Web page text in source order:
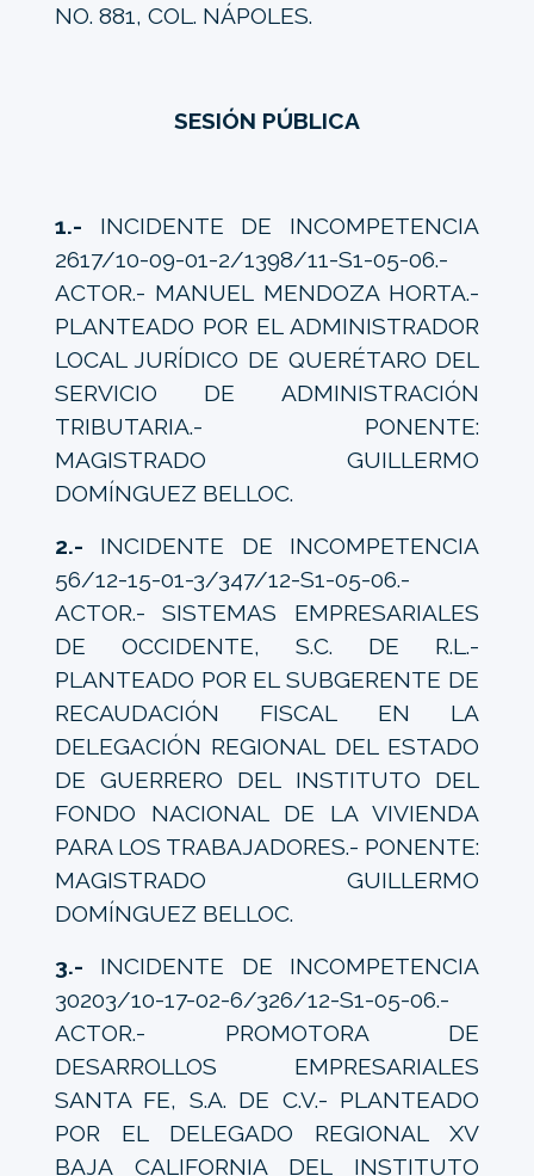
NO. 881, COL. NÁPOLES.
SESIÓN PÚBLICA
1.- INCIDENTE DE INCOMPETENCIA
2617/10-09-01-2/1398/11-S1-05-06.-
ACTOR.- MANUEL MENDOZA HORTA.-
PLANTEADO POR EL ADMINISTRADOR
LOCAL JURÍDICO DE QUERÉTARO DEL
SERVICIO DE ADMINISTRACIÓN
TRIBUTARIA.- PONENTE:
MAGISTRADO GUILLERMO
DOMÍNGUEZ BELLOC.
2.- INCIDENTE DE INCOMPETENCIA
56/12-15-01-3/347/12-S1-05-06.-
ACTOR.- SISTEMAS EMPRESARIALES
DE OCCIDENTE, S.C. DE R.L.-
PLANTEADO POR EL SUBGERENTE DE
RECAUDACIÓN FISCAL EN LA
DELEGACIÓN REGIONAL DEL ESTADO
DE GUERRERO DEL INSTITUTO DEL
FONDO NACIONAL DE LA VIVIENDA
PARA LOS TRABAJADORES.- PONENTE:
MAGISTRADO GUILLERMO
DOMÍNGUEZ BELLOC.
3.- INCIDENTE DE INCOMPETENCIA
30203/10-17-02-6/326/12-S1-05-06.-
ACTOR.- PROMOTORA DE
DESARROLLOS EMPRESARIALES
SANTA FE, S.A. DE C.V.- PLANTEADO
POR EL DELEGADO REGIONAL XV
BAJA CALIFORNIA DEL INSTITUTO